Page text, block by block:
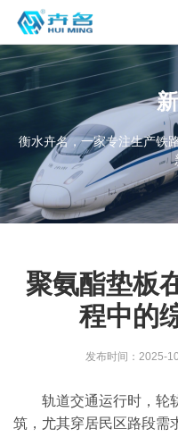
衡水卉名，一家专注生产铁
聚氨酯垫板
程中的
发布时间：2025-
轨道交通运行时，轮轨
筑，尤其穿居民区路段需